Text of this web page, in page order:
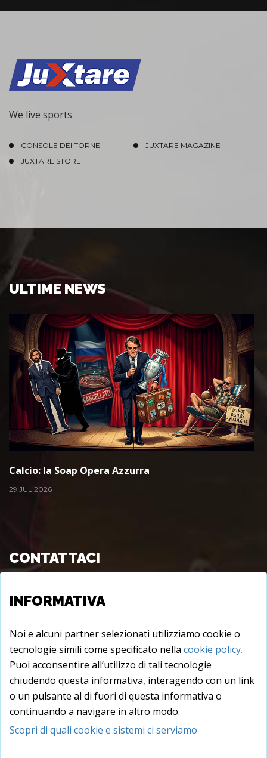
INFORMATIVA
Noi e alcuni partner selezionati utilizziamo cookie o
tecnologie simili come specificato nella cookie policy.
Puoi acconsentire all’utilizzo di tali tecnologie
chiudendo questa informativa, interagendo con un link
o un pulsante al di fuori di questa informativa o
continuando a navigare in altro modo.
Scopri di quali cookie e sistemi ci serviamo
We live sports
CONSOLE DEI TORNEI
JUXTARE MAGAZINE
JUXTARE STORE
ULTIME NEWS
Calcio: la Soap Opera Azzurra
29 JUL 2026
CONTATTACI
info@juxtare.com